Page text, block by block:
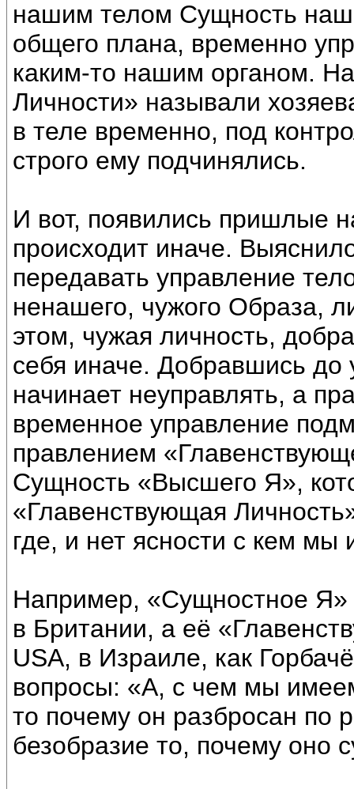
нашим телом Сущность
общего плана, временно
каким-то нашим органом.
Личности» называли
в теле временно, под
строго ему подчинялись.
И вот, появились пришлые
происходит иначе.
передавать управление
ненашего, чужого Образа,
этом, чужая личность,
себя иначе. Добравшись до
начинает неуправлять, а
временное управление
правлением
Сущность «Высшего Я»,
«Главенствующая
где, и нет ясности с кем
Например, «Сущностное Я»
в Британии, а её
USА, в Израиле, как
вопросы: «А, с чем мы
то почему он разбросан по
безобразие то, почему оно